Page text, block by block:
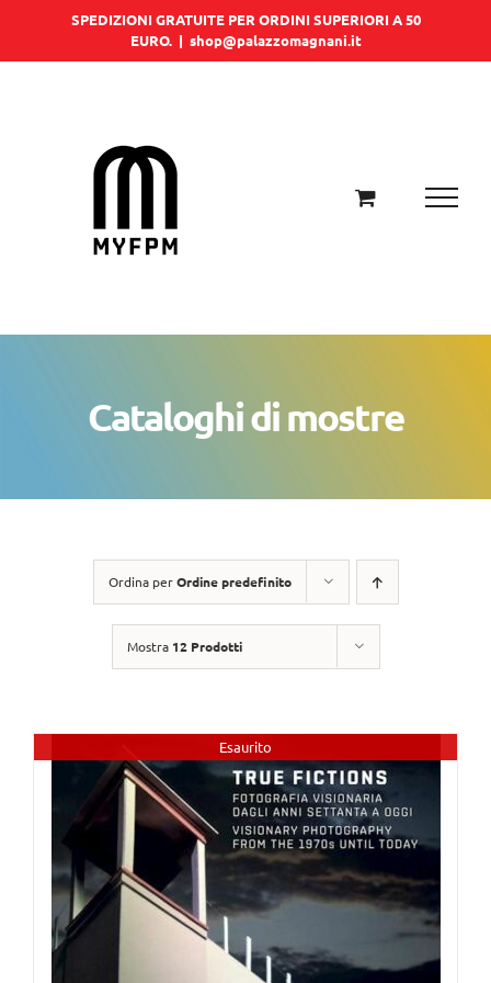
SPEDIZIONI GRATUITE PER ORDINI SUPERIORI A 50
EURO. | shop@palazzomagnani.it
Cataloghi di mostre
Ordina perOrdine predefinito
Mostra 12 Prodotti
Esaurito